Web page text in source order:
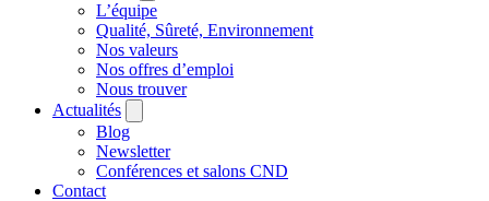
L’équipe
Qualité, Sûreté, Environnement
Nos valeurs
Nos offres d’emploi
Nous trouver
Actualités
Blog
Newsletter
Conférences et salons CND
Contact